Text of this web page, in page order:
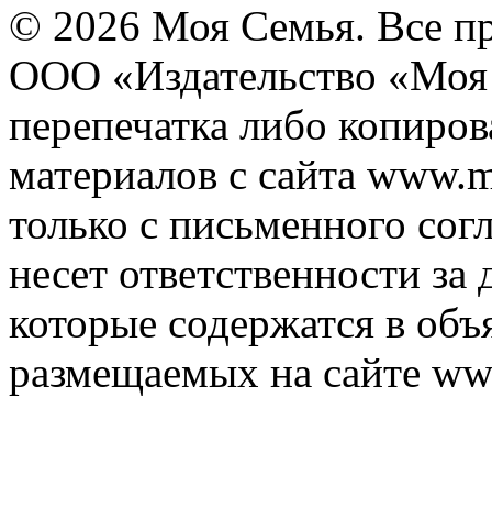
© 2026 Моя Семья. Все
ООО «Издательство
перепечатка либо
материалов с сайта
только с письменного
несет ответственности
которые содержатся в
размещаемых на сайте